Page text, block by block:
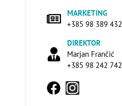
MARKETING
+385 98 389 432
DIREKTOR
Marjan Frančić
+385 98 242 742